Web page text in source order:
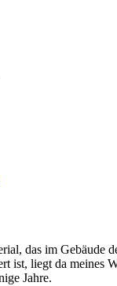
das im Gebäude
ist, liegt da meines
Jahre.